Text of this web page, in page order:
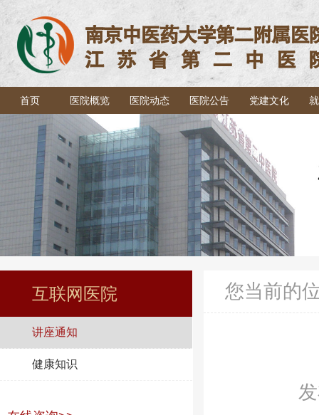
首页 医院概览 医院动态 医院公告 党建文化
互联网医院
讲座通知
健康知识
您当前的